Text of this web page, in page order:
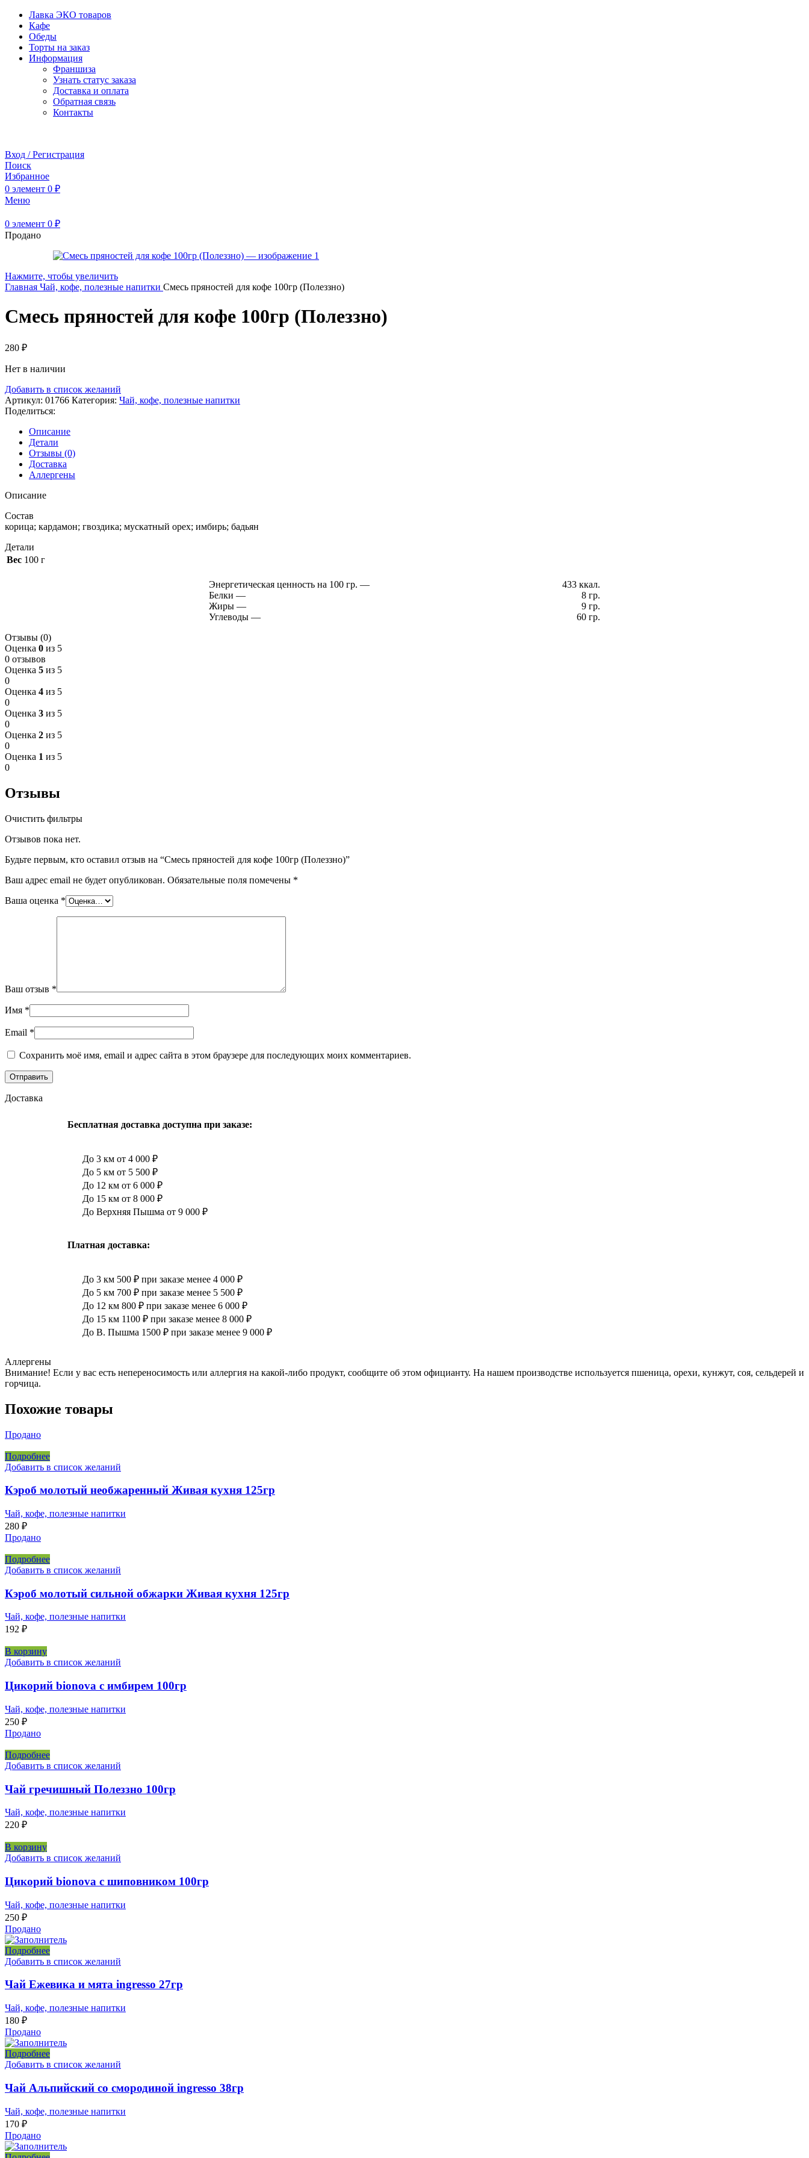
Лавка ЭКО товаров
Кафе
Обеды
Торты на заказ
Информация
Франшиза
Узнать статус заказа
Доставка и оплата
Обратная связь
Контакты
Вход / Регистрация
Поиск
Избранное
0 элемент 0 ₽
Меню
0 элемент 0 ₽
Продано
Нажмите, чтобы увеличить
Главная Чай, кофе, полезные напитки Смесь пряностей для кофе 100гр (Полеззно)
Смесь пряностей для кофе 100гр (Полеззно)
280 ₽
Нет в наличии
Добавить в список желаний
Артикул: 01766 Категория: Чай, кофе, полезные напитки
Поделиться:
Описание
Детали
Отзывы (0)
Доставка
Аллергены
Описание
Состав
корица; кардамон; гвоздика; мускатный орех; имбирь; бадьян
Детали
Вес 100 г
Энергетическая ценность на 100 гр. —
433 ккал.
Белки —
8 гр.
Жиры —
9 гр.
Углеводы —
60 гр.
Отзывы (0)
Оценка 0 из 5
0 отзывов
Оценка 5 из 5
0
Оценка 4 из 5
0
Оценка 3 из 5
0
Оценка 2 из 5
0
Оценка 1 из 5
0
Отзывы
Очистить фильтры
Отзывов пока нет.
Будьте первым, кто оставил отзыв на “Смесь пряностей для кофе 100гр (Полеззно)”
Ваш адрес email не будет опубликован. Обязательные поля помечены *
Ваша оценка *
Ваш отзыв *
Имя *
Email *
Сохранить моё имя, email и адрес сайта в этом браузере для последующих моих комментариев.
Доставка
Бесплатная доставка доступна при заказе:
До 3 км от 4 000 ₽
До 5 км от 5 500 ₽
До 12 км от 6 000 ₽
До 15 км от 8 000 ₽
До Верхняя Пышма от 9 000 ₽
Платная доставка:
До 3 км 500 ₽ при заказе менее 4 000 ₽
До 5 км 700 ₽ при заказе менее 5 500 ₽
До 12 км 800 ₽ при заказе менее 6 000 ₽
До 15 км 1100 ₽ при заказе менее 8 000 ₽
До В. Пышма 1500 ₽ при заказе менее 9 000 ₽
Аллергены
Внимание! Если у вас есть непереносимость или аллергия на какой-либо продукт, сообщите об этом официанту. На нашем производстве используется пшеница, орехи, кунжут, соя, сельдерей и
горчица.
Похожие товары
Продано
Подробнее
Добавить в список желаний
Кэроб молотый необжаренный Живая кухня 125гр
Чай, кофе, полезные напитки
280 ₽
Продано
Подробнее
Добавить в список желаний
Кэроб молотый сильной обжарки Живая кухня 125гр
Чай, кофе, полезные напитки
192 ₽
В корзину
Добавить в список желаний
Цикорий bionova с имбирем 100гр
Чай, кофе, полезные напитки
250 ₽
Продано
Подробнее
Добавить в список желаний
Чай гречишный Полеззно 100гр
Чай, кофе, полезные напитки
220 ₽
В корзину
Добавить в список желаний
Цикорий bionova с шиповником 100гр
Чай, кофе, полезные напитки
250 ₽
Продано
Подробнее
Добавить в список желаний
Чай Ежевика и мята ingresso 27гр
Чай, кофе, полезные напитки
180 ₽
Продано
Подробнее
Добавить в список желаний
Чай Альпийский со смородиной ingresso 38гр
Чай, кофе, полезные напитки
170 ₽
Продано